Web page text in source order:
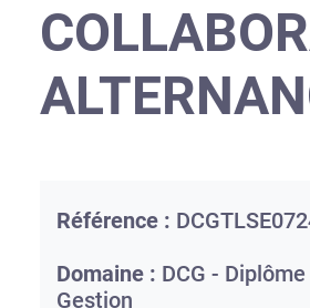
Référence :
Domaine : DCG -
Gestion